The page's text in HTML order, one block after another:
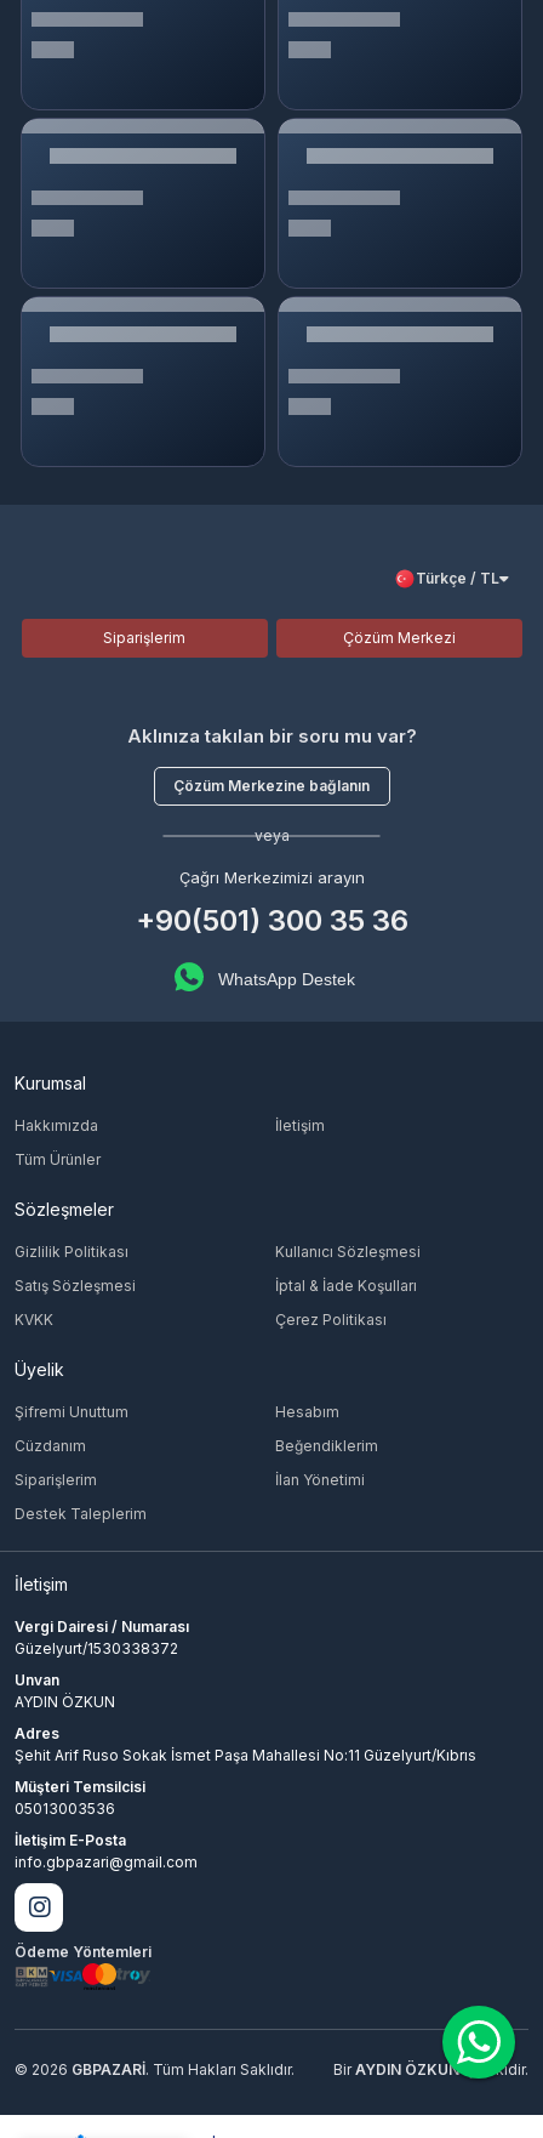
Türkçe / TL
Siparişlerim Çözüm Merkezi
Aklınıza takılan bir soru mu var?
Çözüm Merkezine bağlanın
veya
Çağrı Merkezimizi arayın
+90(501) 300 35 36
WhatsApp Destek
Kurumsal
Hakkımızda
İletişim
Tüm Ürünler
Sözleşmeler
Gizlilik Politikası
Kullanıcı Sözleşmesi
Satış Sözleşmesi
İptal & İade Koşulları
KVKK
Çerez Politikası
Üyelik
Şifremi Unuttum
Hesabım
Cüzdanım
Beğendiklerim
Siparişlerim
İlan Yönetimi
Destek Taleplerim
İletişim
Vergi Dairesi / Numarası
Güzelyurt/1530338372
Unvan
AYDIN ÖZKUN
Adres
Şehit Arif Ruso Sokak İsmet Paşa Mahallesi No:11 Güzelyurt/Kıbrıs
Müşteri Temsilcisi
05013003536
İletişim E-Posta
info.gbpazari@gmail.com
Ödeme Yöntemleri
© 2026 GBPAZARİ. Tüm Hakları Saklıdır. BirAYDIN ÖZKUNİştirakidir.